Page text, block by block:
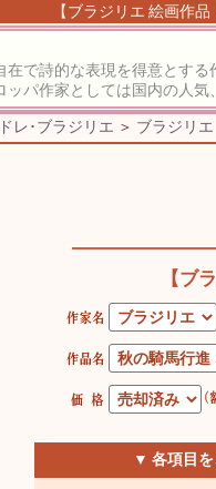
【ブラジリエ 絵画作
で詩的な表現を得意とす
パ作家としては国内の人気
レ･ブラジリエ ＞ ブラジリエ
【ブ
▼ 各項目